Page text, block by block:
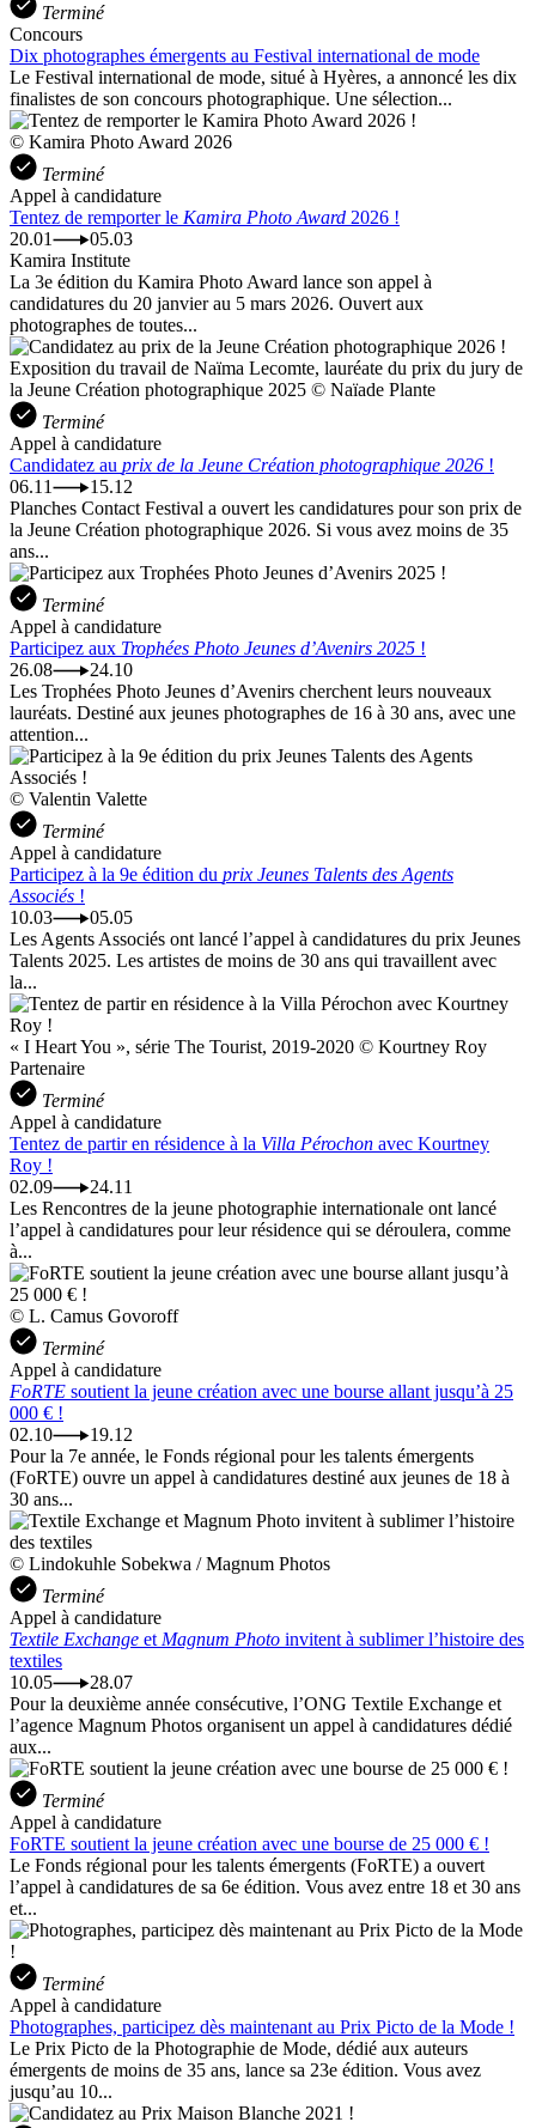
Terminé
Concours
Dix photographes émergents au Festival international de mode
Le Festival international de mode, situé à Hyères, a annoncé les dix
finalistes de son concours photographique. Une sélection...
© Kamira Photo Award 2026
Terminé
Appel à candidature
Tentez de remporter le Kamira Photo Award 2026 !
20.01
05.03
Kamira Institute
La 3e édition du Kamira Photo Award lance son appel à
candidatures du 20 janvier au 5 mars 2026. Ouvert aux
photographes de toutes...
Exposition du travail de Naïma Lecomte, lauréate du prix du jury de
la Jeune Création photographique 2025 © Naïade Plante
Terminé
Appel à candidature
Candidatez au prix de la Jeune Création photographique 2026 !
06.11
15.12
Planches Contact Festival a ouvert les candidatures pour son prix de
la Jeune Création photographique 2026. Si vous avez moins de 35
ans...
Terminé
Appel à candidature
Participez aux Trophées Photo Jeunes d’Avenirs 2025 !
26.08
24.10
Les Trophées Photo Jeunes d’Avenirs cherchent leurs nouveaux
lauréats. Destiné aux jeunes photographes de 16 à 30 ans, avec une
attention...
© Valentin Valette
Terminé
Appel à candidature
Participez à la 9e édition du prix Jeunes Talents des Agents
Associés !
10.03
05.05
Les Agents Associés ont lancé l’appel à candidatures du prix Jeunes
Talents 2025. Les artistes de moins de 30 ans qui travaillent avec
la...
« I Heart You », série The Tourist, 2019-2020 © Kourtney Roy
Partenaire
Terminé
Appel à candidature
Tentez de partir en résidence à la Villa Pérochon avec Kourtney
Roy !
02.09
24.11
Les Rencontres de la jeune photographie internationale ont lancé
l’appel à candidatures pour leur résidence qui se déroulera, comme
à...
© L. Camus Govoroff
Terminé
Appel à candidature
FoRTE soutient la jeune création avec une bourse allant jusqu’à 25
000 € !
02.10
19.12
Pour la 7e année, le Fonds régional pour les talents émergents
(FoRTE) ouvre un appel à candidatures destiné aux jeunes de 18 à
30 ans...
© Lindokuhle Sobekwa / Magnum Photos
Terminé
Appel à candidature
Textile Exchange et Magnum Photo invitent à sublimer l’histoire des
textiles
10.05
28.07
Pour la deuxième année consécutive, l’ONG Textile Exchange et
l’agence Magnum Photos organisent un appel à candidatures dédié
aux...
Terminé
Appel à candidature
FoRTE soutient la jeune création avec une bourse de 25 000 € !
Le Fonds régional pour les talents émergents (FoRTE) a ouvert
l’appel à candidatures de sa 6e édition. Vous avez entre 18 et 30 ans
et...
Terminé
Appel à candidature
Photographes, participez dès maintenant au Prix Picto de la Mode !
Le Prix Picto de la Photographie de Mode, dédié aux auteurs
émergents de moins de 35 ans, lance sa 23e édition. Vous avez
jusqu’au 10...